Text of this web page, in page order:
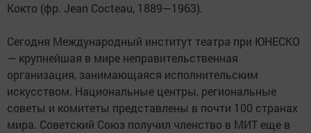
Кокто (фр. Jean Cocteau, 1889—1963).
Сегодня Международный институт театра при ЮНЕСКО
— крупнейшая в мире неправительственная
организация, занимающаяся исполнительским
искусством. Национальные центры, региональные
советы и комитеты представлены в почти 100 странах
мира. Советский Союз получил членство в МИТ еще в